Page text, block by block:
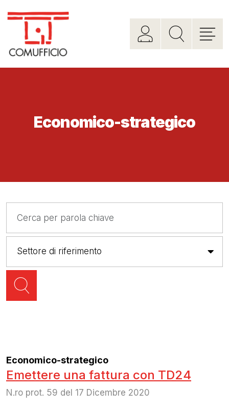
Economico-strategico
Economico-strategico
Emettere una fattura con TD24
N.ro prot. 59 del 17 Dicembre 2020